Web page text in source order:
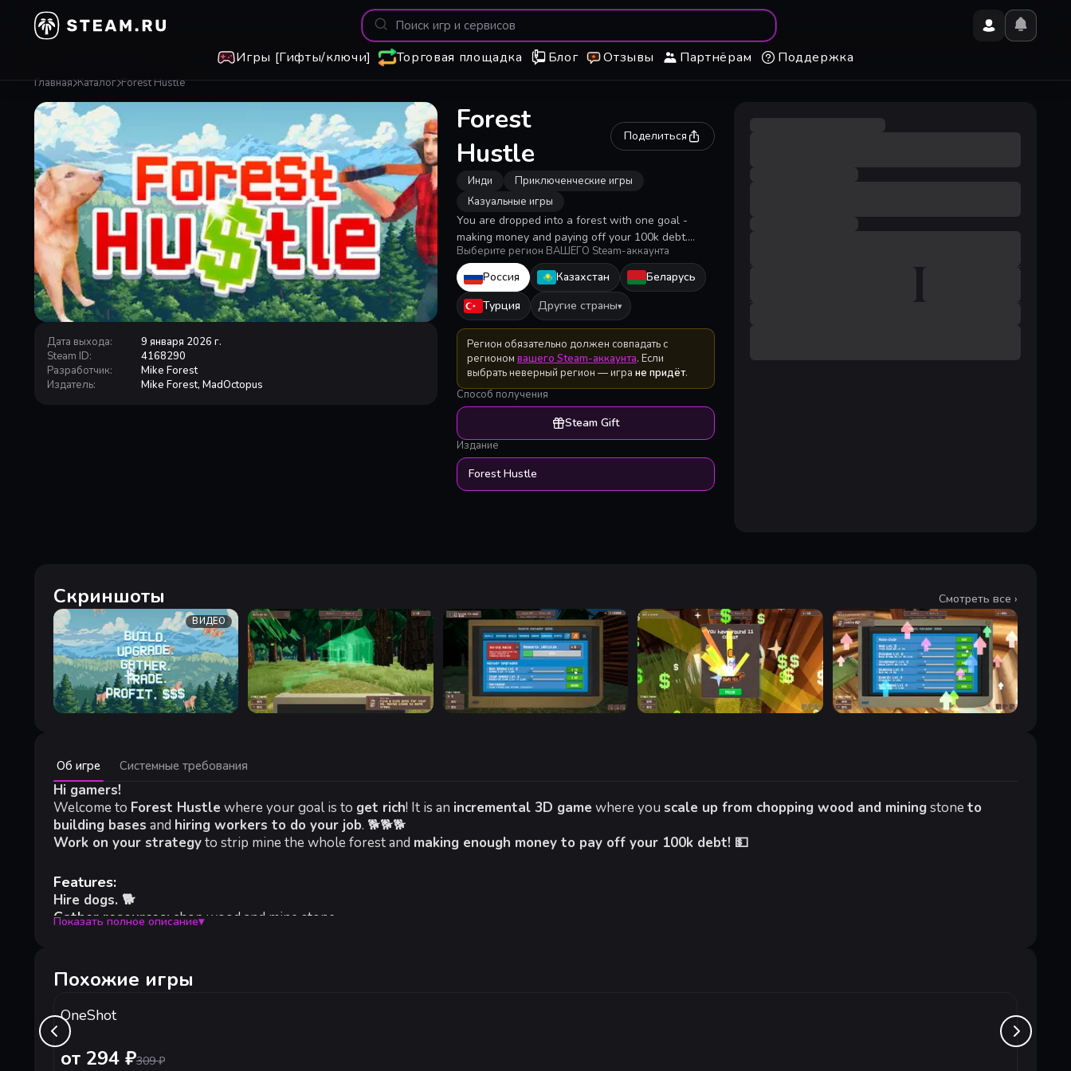
Игры [Гифты/ключи] Торговая площадка Блог Отзывы Партнёрам Поддержка
Главная Каталог Forest Hustle
Дата выхода:
9 января 2026 г.
Steam ID:
4168290
Разработчик:
Mike Forest
Издатель: Mike Forest, MadOctopus
Forest
Hustle
Поделиться
Инди
Приключенческие игры
Казуальные игры
You are dropped into a forest with one goal -
making money and paying off your 100k debt.
Collect resources, make deals, upgrade, build and
hire workers to do the job for you. 🐕
Выберите регион ВАШЕГО Steam-аккаунта
Россия Казахстан
Беларусь
Турция
Другие страны▾
Регион обязательно должен совпадать с
регионом вашего Steam-аккаунта. Если
выбрать неверный регион — игра не придёт.
Способ получения
Steam Gift
Издание
Forest Hustle
Скриншоты Смотреть все ›
ВИДЕО
Об игре Системные требования
Hi gamers!
Welcome to Forest Hustle where your goal is to get rich! It is an incremental 3D game where you scale up from chopping wood and miningstone to
building bases and hiring workers to do your job. 🐕🐕🐕
Work on your strategyto strip mine the whole forest and making enough money to pay off your 100k debt! 💵
Features:
Hire dogs. 🐕
Gather resources:chop wood and mine stone.
Build:
Lo-Fitracks for extra chill.
Показать полное описание▾
Минимальные:
Минимальные:
ОС: Windows 10 64 bit
Процессор: Intel Core i3-10100F
Оперативная память:2 GB ОЗУ
Видеокарта:
NVIDIA GeForce GTX 1050
DirectX: версии 10
Процессор:Intel Core i5-12400F
Оперативная память:4 GB ОЗУ
Видеокарта: NVIDIA GeForce GTX 1660s, 6 GB or AMD Radeon RX 590, 8 GB
DirectX: версии 10
Похожие игры
OneShot
от 294 ₽309 ₽
The